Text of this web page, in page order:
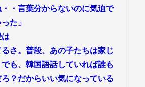
・・言葉分からないのに気迫で
た」
は
るさ。普段、あの子たちは家じ
も、韓国語話していれば誰も
？だからいい気になっている